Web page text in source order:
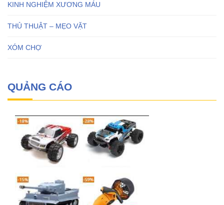
KINH NGHIỆM XƯƠNG MÁU
THỦ THUẬT – MẸO VẶT
XÓM CHỢ
QUẢNG CÁO